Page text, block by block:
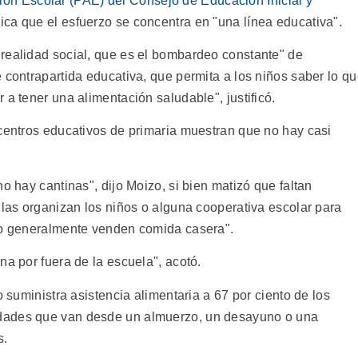
que el esfuerzo se concentra en "una línea educativa".
social, que es el bombardeo constante" de
educativa, que permita a los niños saber lo
tener una alimentación saludable", justificó.
educativos de primaria muestran que no hay casi
hay cantinas", dijo Moizo, si bien matizó que faltan
organizan los niños o alguna cooperativa escolar para
venden comida casera".
por fuera de la escuela", acotó.
suministra asistencia alimentaria a 67 por ciento de los
que van desde un almuerzo, un desayuno o una